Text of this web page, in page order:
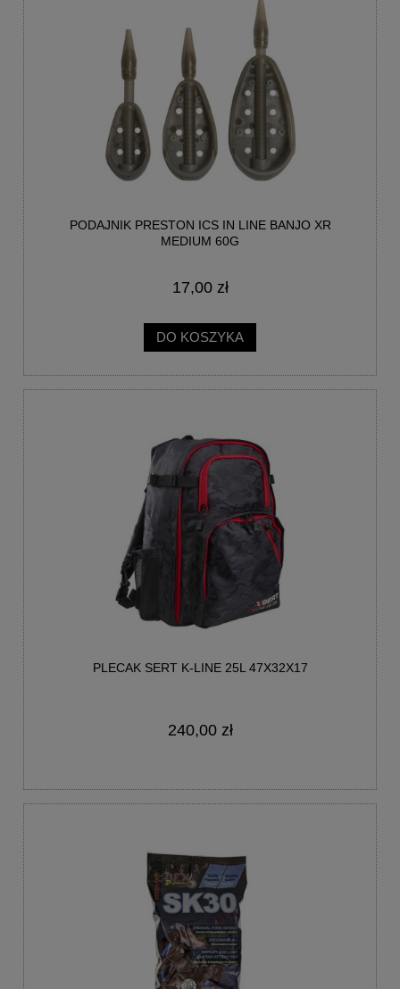
PODAJNIK PRESTON ICS IN LINE BANJO XR
MEDIUM 60G
17,00 zł
DO KOSZYKA
PLECAK SERT K-LINE 25L 47X32X17
240,00 zł